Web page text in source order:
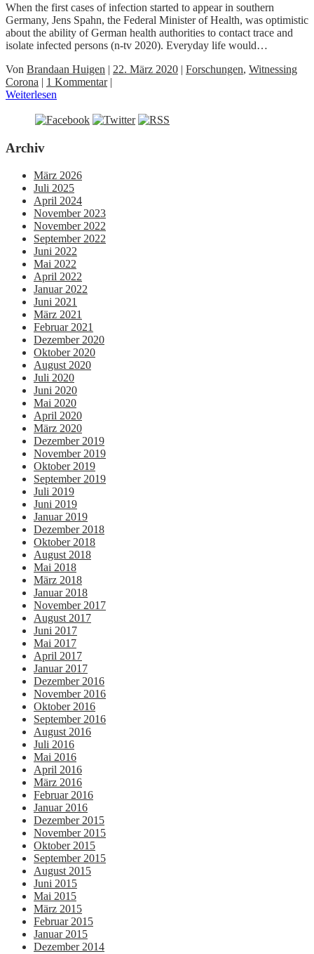
When the first cases of infection started to appear in southern
Germany, Jens Spahn, the Federal Minister of Health, was optimistic
about the ability of German health authorities to contact trace and
isolate infected persons (n-tv 2020). Everyday life would…
Von Brandaan Huigen | 22. März 2020 | Forschungen, Witnessing
Corona | 1 Kommentar|
Weiterlesen
Archiv
März 2026
Juli 2025
April 2024
November 2023
November 2022
September 2022
Juni 2022
Mai 2022
April 2022
Januar 2022
Juni 2021
März 2021
Februar 2021
Dezember 2020
Oktober 2020
August 2020
Juli 2020
Juni 2020
Mai 2020
April 2020
März 2020
Dezember 2019
November 2019
Oktober 2019
September 2019
Juli 2019
Juni 2019
Januar 2019
Dezember 2018
Oktober 2018
August 2018
Mai 2018
März 2018
Januar 2018
November 2017
August 2017
Juni 2017
Mai 2017
April 2017
Januar 2017
Dezember 2016
November 2016
Oktober 2016
September 2016
August 2016
Juli 2016
Mai 2016
April 2016
März 2016
Februar 2016
Januar 2016
Dezember 2015
November 2015
Oktober 2015
September 2015
August 2015
Juni 2015
Mai 2015
März 2015
Februar 2015
Januar 2015
Dezember 2014